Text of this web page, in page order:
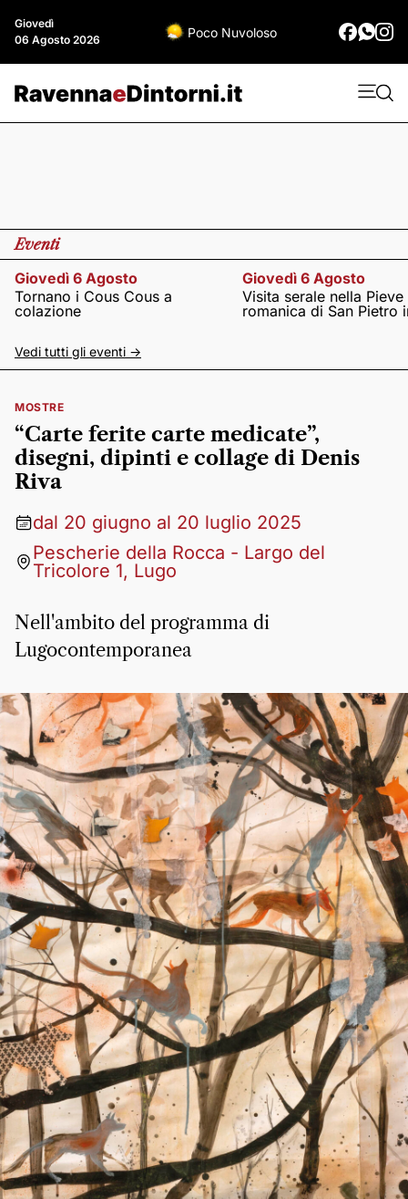
Giovedì
06 Agosto 2026
Poco Nuvoloso
Eventi
Giovedì 6 Agosto
Tornano i Cous Cous a
colazione
Giovedì 6 Agosto
Visita serale nella Pieve
romanica di San Pietro
Vedi tutti gli eventi ->
MOSTRE
“Carte ferite carte medicate”,
disegni, dipinti e collage di Denis
Riva
dal 20 giugno al 20 luglio 2025
Pescherie della Rocca - Largo del
Tricolore 1, Lugo
Nell'ambito del programma di
Lugocontemporanea